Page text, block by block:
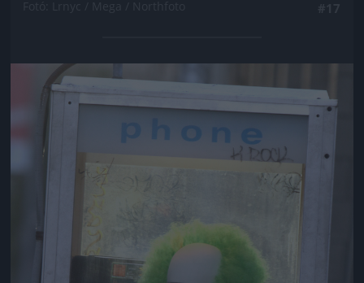
Jön még kép!